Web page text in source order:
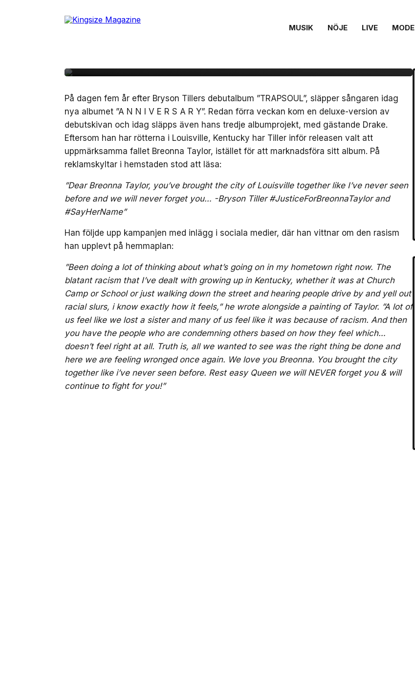
MUSIK NÖJE LIVE MODE
MUSIK 2 oktober, 2020
Bryson Tiller släpper sitt tredje album ”A
På dagen fem år efter Bryson Tillers debutalbum ”TRAPSOUL”, släpper sångaren idag
nya albumet ”A N N I V E R S A R Y”. Redan förra veckan kom en deluxe-version av
debutskivan och idag släpps även hans tredje albumprojekt, med gästande Drake.
Eftersom han har rötterna i Louisville, Kentucky har Tiller inför releasen valt att
uppmärksamma fallet Breonna Taylor, istället för att marknadsföra sitt album. På
reklamskyltar i hemstaden stod att läsa:
”Dear Breonna Taylor, you’ve brought the city of Louisville together like I’ve never seen
before and we will never forget you… -Bryson Tiller #JusticeForBreonnaTaylor and
#SayHerName”
Han följde upp kampanjen med inlägg i sociala medier, där han vittnar om den rasism
han upplevt på hemmaplan:
”Been doing a lot of thinking about what’s going on in my hometown right now. The
blatant racism that I’ve dealt with growing up in Kentucky, whether it was at Church
Camp or School or just walking down the street and hearing people drive by and yell out
racial slurs, i know exactly how it feels,” he wrote alongside a painting of Taylor. ”A lot of
us feel like we lost a sister and many of us feel like it was because of racism. And then
you have the people who are condemning others based on how they feel which…
doesn’t feel right at all. Truth is, all we wanted to see was the right thing be done and
here we are feeling wronged once again. We love you Breonna. You brought the city
together like i’ve never seen before. Rest easy Queen we will NEVER forget you & will
continue to fight for you!”